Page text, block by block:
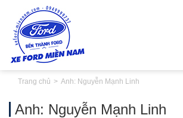
Trang chủ Anh: Nguyễn Mạnh Linh
Anh: Nguyễn Mạnh Linh